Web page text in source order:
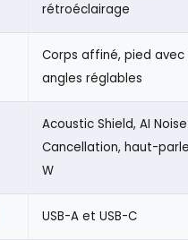
rétroéclairage
Corps affiné, pied avec
angles réglables
Acoustic Shield, AI Noise
Cancellation, haut-
W
USB-A et USB-C